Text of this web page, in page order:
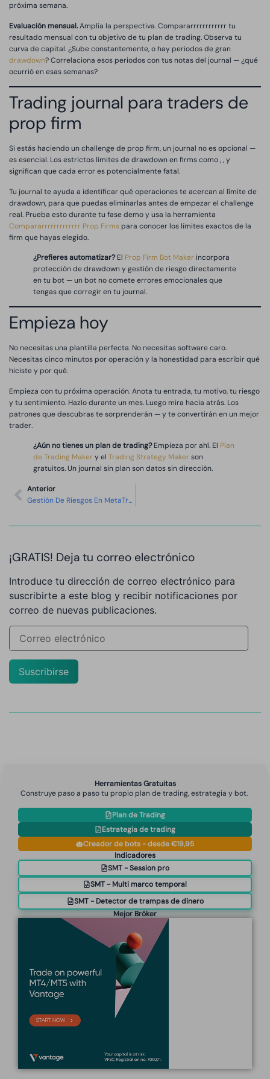
próxima semana.
Evaluación mensual.Amplía la perspectiva. Compararrrrrrrrrrrr tu
resultado mensual con tu objetivo de tu plan de trading. Observa tu
curva de capital. ¿Sube constantemente, o hay periodos de gran
drawdown? Correlaciona esos periodos con tus notas del journal — ¿qué
ocurrió en esas semanas?
Trading journal para traders de
prop firm
Si estás haciendo un challenge de prop firm, un journal no es opcional —
es esencial. Los estrictos límites de drawdown en firms como , , y
significan que cada error es potencialmente fatal.
Tu journal te ayuda a identificar qué operaciones te acercan al límite de
drawdown, para que puedas eliminarlas antes de empezar el challenge
real. Prueba esto durante tu fase demo y usa la herramienta
Compararrrrrrrrrrrrr Prop Firmspara conocer los límites exactos de la
firm que hayas elegido.
¿Prefieres automatizar?El Prop Firm Bot Maker incorpora
protección de drawdown y gestión de riesgo directamente
en tu bot — un bot no comete errores emocionales que
tengas que corregir en tu journal.
Empieza hoy
No necesitas una plantilla perfecta. No necesitas software caro.
Necesitas cinco minutos por operación y la honestidad para escribir qué
hiciste y por qué.
Empieza con tu próxima operación. Anota tu entrada, tu motivo, tu riesgo
y tu sentimiento. Hazlo durante un mes. Luego mira hacia atrás. Los
patrones que descubras te sorprenderán — y te convertirán en un mejor
trader.
¿Aún no tienes un plan de trading?Empieza por ahí. El Plan
de Trading Maker y el Trading Strategy Maker son
gratuitos. Un journal sin plan son datos sin dirección.
Anterior
Gestión De Riesgos En MetaTrader
¡GRATIS! Deja tu correo electrónico
Introduce tu dirección de correo electrónico para
suscribirte a este blog y recibir notificaciones por
correo de nuevas publicaciones.
Suscribirse
Herramientas Gratuitas
Construye paso a paso tu propio plan de trading, estrategia y bot.
Plan de Trading
Estrategia de trading
Creador de bots - desde €19,95
Indicadores
SMT - Session pro
SMT - Multi marco temporal
SMT - Detector de trampas de dinero
Mejor Bróker